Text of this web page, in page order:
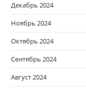
Декабрь 2024
Ноябрь 2024
Октябрь 2024
Сентябрь 2024
Август 2024